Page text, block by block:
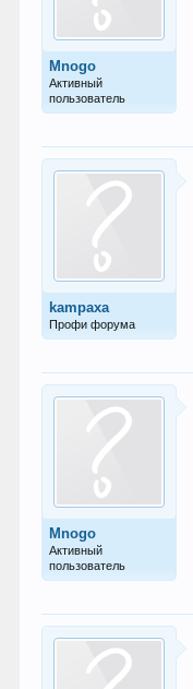
Mnogo
Активный
пользователь
kampaxa
Профи форума
Mnogo
Активный
пользователь